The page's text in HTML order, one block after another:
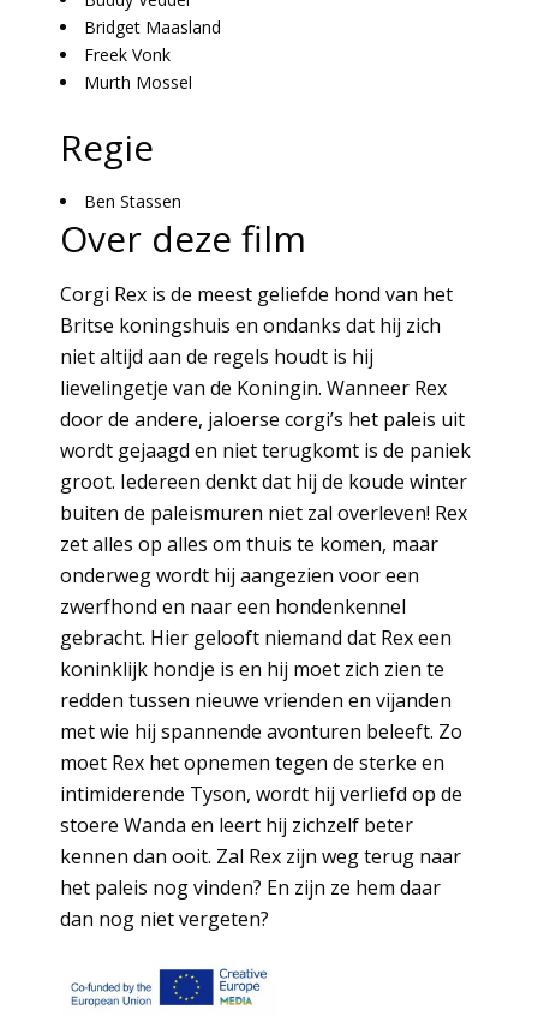
Bridget Maasland
Freek Vonk
Murth Mossel
Regie
Ben Stassen
Over deze film
Corgi Rex is de meest geliefde hond van het
Britse koningshuis en ondanks dat hij zich
niet altijd aan de regels houdt is hij
lievelingetje van de Koningin. Wanneer Rex
door de andere, jaloerse corgi’s het paleis uit
wordt gejaagd en niet terugkomt is de paniek
groot. Iedereen denkt dat hij de koude winter
buiten de paleismuren niet zal overleven! Rex
zet alles op alles om thuis te komen, maar
onderweg wordt hij aangezien voor een
zwerfhond en naar een hondenkennel
gebracht. Hier gelooft niemand dat Rex een
koninklijk hondje is en hij moet zich zien te
redden tussen nieuwe vrienden en vijanden
met wie hij spannende avonturen beleeft. Zo
moet Rex het opnemen tegen de sterke en
intimiderende Tyson, wordt hij verliefd op de
stoere Wanda en leert hij zichzelf beter
kennen dan ooit. Zal Rex zijn weg terug naar
het paleis nog vinden? En zijn ze hem daar
dan nog niet vergeten?